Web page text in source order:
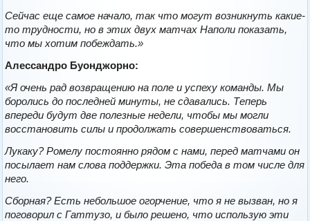
Сейчас еще самое начало, так что могут возникнуть какие-
то трудности, но в этих двух матчах Наполи показать,
что мы хотим побеждать.»
Алессандро Буонджорно:
«Я очень рад возвращению на поле и успеху команды. Мы
боролись до последней минуты, не сдавались. Теперь
впереди будут две полезные недели, чтобы мы могли
восстановить силы и продолжать совершенствоваться.
Лукаку? Ромелу постоянно рядом с нами, перед матчами он
посылает нам слова поддержки. Эта победа в том числе для
него.
Сборная? Есть небольшое огорчение, что я не вызван, но я
поговорил с Гаттузо, и было решено, что использую эти